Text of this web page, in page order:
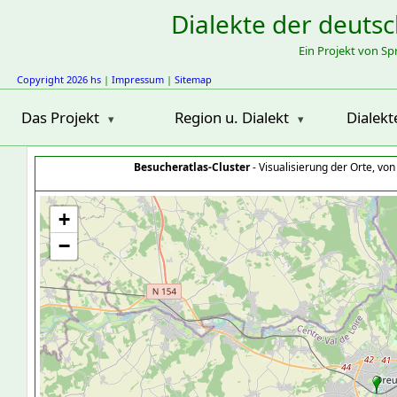
Dialekte der
Ein Projekt von
Copyright 2026 hs | Impressum | Sitemap
Das Projekt Region u. Dialekt
Besucheratlas-Cluster- Visualisierung der Orte,
+
−